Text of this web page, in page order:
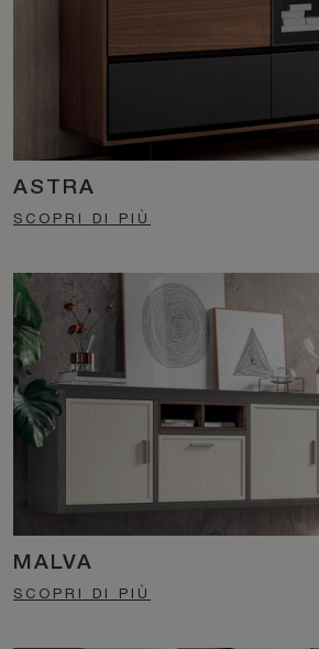
ASTRA
SCOPRI DI PIÙ
MALVA
SCOPRI DI PIÙ